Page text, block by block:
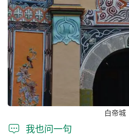
白帝城
 我也问一句